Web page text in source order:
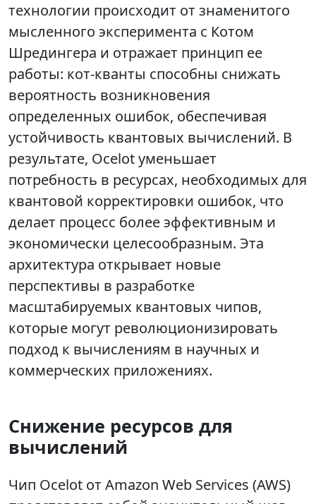
технологии происходит от знаменитого
мысленного эксперимента с Котом
Шредингера и отражает принцип ее
работы: кот-кванты способны снижать
вероятность возникновения
определенных ошибок, обеспечивая
устойчивость квантовых вычислений. В
результате, Ocelot уменьшает
потребность в ресурсах, необходимых для
квантовой корректировки ошибок, что
делает процесс более эффективным и
экономически целесообразным. Эта
архитектура открывает новые
перспективы в разработке
масштабируемых квантовых чипов,
которые могут революционизировать
подход к вычислениям в научных и
коммерческих приложениях.
Снижение ресурсов для
вычислений
Чип Ocelot от Amazon Web Services (AWS)